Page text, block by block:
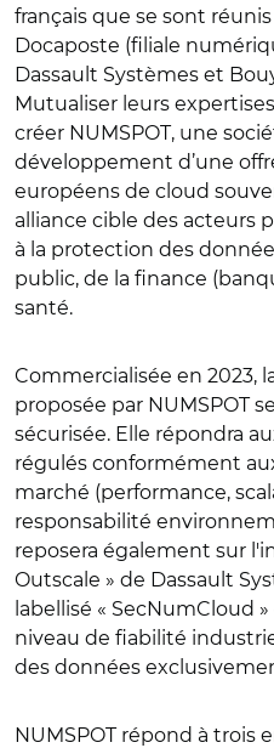
français que se sont
Docaposte (filiale
Dassault Systèmes et
Mutualiser leurs
créer NUMSPOT, une
développement d’une
européens de cloud
alliance cible des acteurs
à la protection des
public, de la finance
santé.
Commercialisée en 2023,
proposée par NUMSPOT
sécurisée. Elle répondra
régulés conformément
marché (performance,
responsabilité
reposera également sur
Outscale » de Dassault
labellisé « SecNumCloud
niveau de fiabilité
des données
NUMSPOT répond à trois